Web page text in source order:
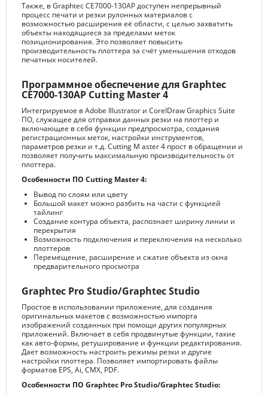
Также, в Graphtec CE7000-130AP доступен непрерывный
процесс печати и резки рулонных материалов с
возможностью расширения её области, с целью захватить
объекты находящиеся за пределами меток
позиционирования. Это позволяет повысить
производительность плоттера за счёт уменьшения отходов
печатных носителей.
Программное обеспечение для Graphtec
CE7000-130AP Cutting Master 4
Интегрируемое в Adobe Illustrator и CorelDraw Graphics Suite
ПО, служащее для отправки данных резки на плоттер и
включающее в себя функции предпросмотра, создания
регистрационных меток, настройки инструментов,
параметров резки и т.д. Cutting M aster 4 прост в обращении и
позволяет получить максимальную производительность от
плоттера.
Особенности ПО Cutting Master 4:
Вывод по слоям или цвету
Большой макет можно разбить на части с функцией
тайлинг
Создание контура объекта, распознает ширину линии и
перекрытия
Возможность подключения и переключения на несколько
плоттеров
Перемещение, расширение и сжатие объекта из окна
предварительного просмотра
Graphtec Pro Studio/Graphtec Studio
Простое в использовании приложение, для создания
оригинальных макетов с возможностью импорта
изображений созданных при помощи других популярных
приложений. Включает в себя продвинутые функции, такие
как авто-формы, ретуширование и функции редактирования.
Дает возможность настроить режимы резки и другие
настройки плоттера. Позволяет импортировать файлы
форматов EPS, Ai, CMX, PDF.
Особенности ПО Graphtec Pro Studio/Graphtec Studio: